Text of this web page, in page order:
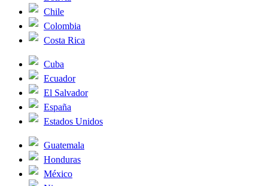
Chile
Colombia
Costa Rica
Cuba
Ecuador
El Salvador
España
Estados Unidos
Guatemala
Honduras
México